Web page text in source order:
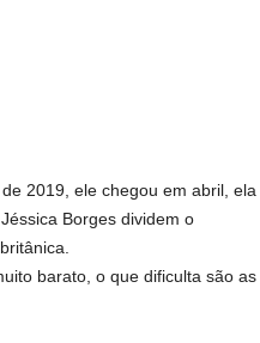
2019, ele chegou em abril, ela
Borges dividem o
barato, o que dificulta são as